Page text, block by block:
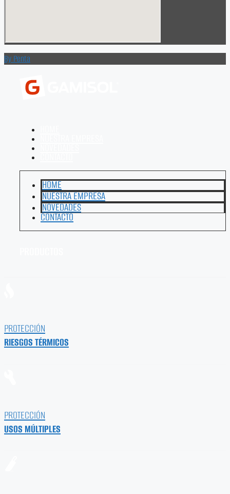
By Penta
HOME
NUESTRA EMPRESA
NOVEDADES
CONTACTO
PROTECCIÓN
RIESGOS TÉRMICOS
PROTECCIÓN
USOS MÚLTIPLES